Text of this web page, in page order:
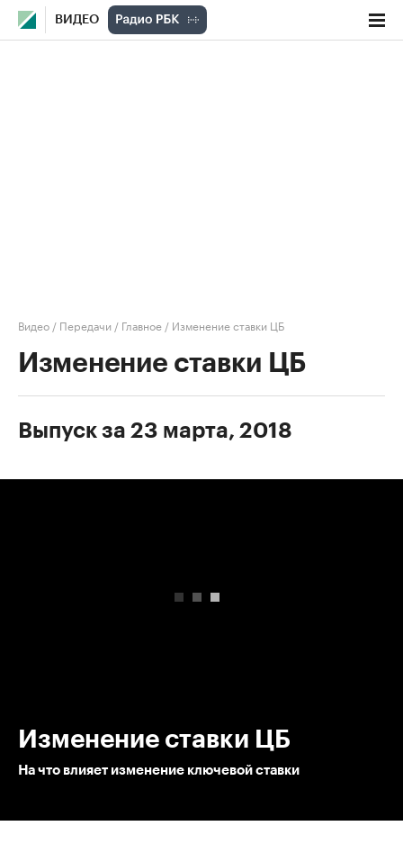
ВИДЕО
Видео / Передачи / Главное / Изменение ставки ЦБ
Изменение ставки ЦБ
Выпуск за 23 марта, 2018
Изменение ставки ЦБ
На что влияет изменение ключевой ставки